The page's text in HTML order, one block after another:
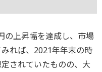
の上昇幅を達成し、市場
れば、2021年年末の時
されていたものの、大